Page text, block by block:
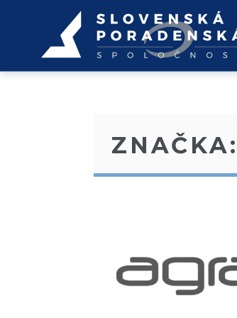
ZNAČKA: